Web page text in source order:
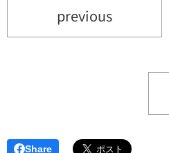
previous
Share